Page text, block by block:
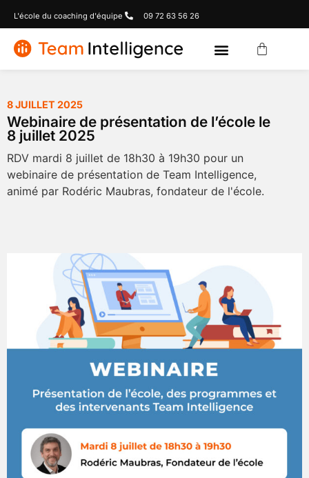
L'école du coaching d'équipe 09 72 63 56 26
8 JUILLET 2025
Webinaire de présentation de l’école le
8 juillet 2025
RDV mardi 8 juillet de 18h30 à 19h30 pour un
webinaire de présentation de Team Intelligence,
animé par Rodéric Maubras, fondateur de l'école.